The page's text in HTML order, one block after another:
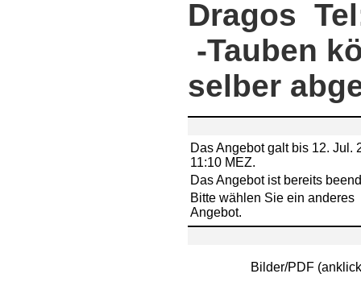
Dragos
-Tauben
selber
Das Angebot galt bis 12. Jul.
11:10 MEZ.
Das Angebot ist bereits
Bitte wählen Sie ein anderes
Angebot.
Bilder/PDF